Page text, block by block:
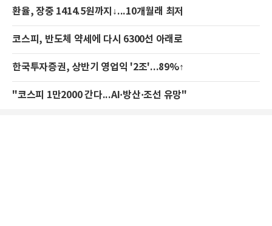
환율, 장중 1414.5원까지↓...10개월래 최저
코스피, 반도체 약세에 다시 6300선 아래로
한국투자증권, 상반기 영업익 '2조'...89%↑
"코스피 1만2000 간다...AI·방산·조선 유망"